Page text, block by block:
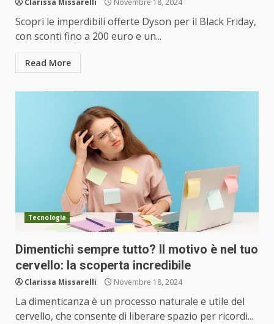
Clarissa Missarelli Novembre 18, 2024
Scopri le imperdibili offerte Dyson per il Black Friday,
con sconti fino a 200 euro e un...
Read More
Tecnologia
Dimentichi sempre tutto? Il motivo è nel tuo
cervello: la scoperta incredibile
Clarissa Missarelli Novembre 18, 2024
La dimenticanza è un processo naturale e utile del
cervello, che consente di liberare spazio per ricordi...